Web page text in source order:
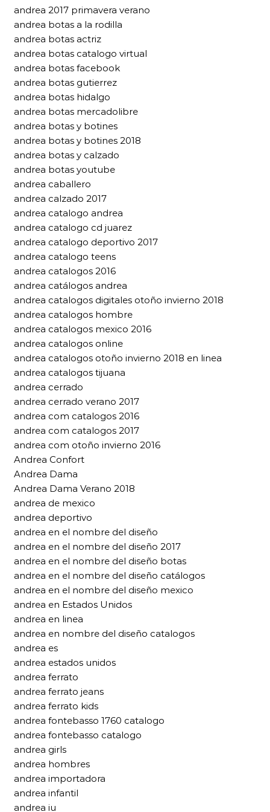
andrea 2017 primavera verano
andrea botas a la rodilla
andrea botas actriz
andrea botas catalogo virtual
andrea botas facebook
andrea botas gutierrez
andrea botas hidalgo
andrea botas mercadolibre
andrea botas y botines
andrea botas y botines 2018
andrea botas y calzado
andrea botas youtube
andrea caballero
andrea calzado 2017
andrea catalogo andrea
andrea catalogo cd juarez
andrea catalogo deportivo 2017
andrea catalogo teens
andrea catalogos 2016
andrea catálogos andrea
andrea catalogos digitales otoño invierno 2018
andrea catalogos hombre
andrea catalogos mexico 2016
andrea catalogos online
andrea catalogos otoño invierno 2018 en linea
andrea catalogos tijuana
andrea cerrado
andrea cerrado verano 2017
andrea com catalogos 2016
andrea com catalogos 2017
andrea com otoño invierno 2016
Andrea Confort
Andrea Dama
Andrea Dama Verano 2018
andrea de mexico
andrea deportivo
andrea en el nombre del diseño
andrea en el nombre del diseño 2017
andrea en el nombre del diseño botas
andrea en el nombre del diseño catálogos
andrea en el nombre del diseño mexico
andrea en Estados Unidos
andrea en linea
andrea en nombre del diseño catalogos
andrea es
andrea estados unidos
andrea ferrato
andrea ferrato jeans
andrea ferrato kids
andrea fontebasso 1760 catalogo
andrea fontebasso catalogo
andrea girls
andrea hombres
andrea importadora
andrea infantil
andrea iu